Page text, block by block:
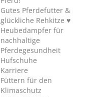
Gutes Pferdefutter &
glückliche Rehkitze ♥
Heubedampfer für
nachhaltige
Pferdegesundheit
Hufschuhe
Karriere
Füttern für den
Klimaschutz